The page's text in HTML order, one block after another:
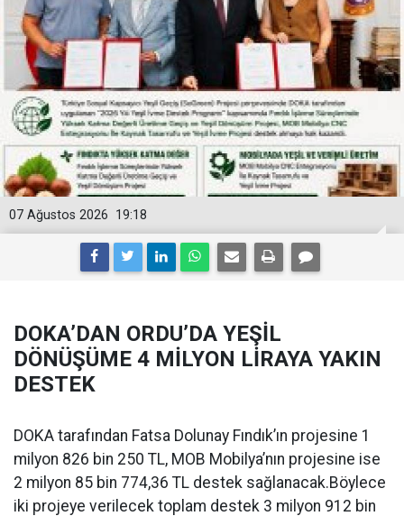
19:18
07 Ağustos 2026
DOKA’DAN ORDU’DA YEŞİL
DÖNÜŞÜME 4 MİLYON LİRAYA YAKIN
DESTEK
DOKA tarafından Fatsa Dolunay Fındık’ın projesine 1
milyon 826 bin 250 TL, MOB Mobilya’nın projesine ise
2 milyon 85 bin 774,36 TL destek sağlanacak.Böylece
iki projeye verilecek toplam destek 3 milyon 912 bin